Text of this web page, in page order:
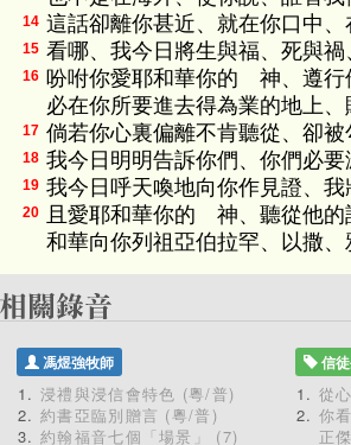
14 這話卻離你甚近、就在你口中、
15 看哪、我今日將生與福、死與禍
16 吩咐你愛耶和華你的 神、遵行
必在你所要進去得為業的地上、
17 倘若你心裏偏離不肯聽從、卻被
18 我今日明明告訴你們、你們必
19 我今日呼天喚地向你作見證、
20
且愛耶和華你的 神、聽從他的
和華向你列祖亞伯拉罕、以撒、
馮煜強牧師
浸禮與浸信會特色 (粵/普)
約書亞臨別贈言 (粵/普)
約翰福音七個「場景」 (7)
信
從
你
正